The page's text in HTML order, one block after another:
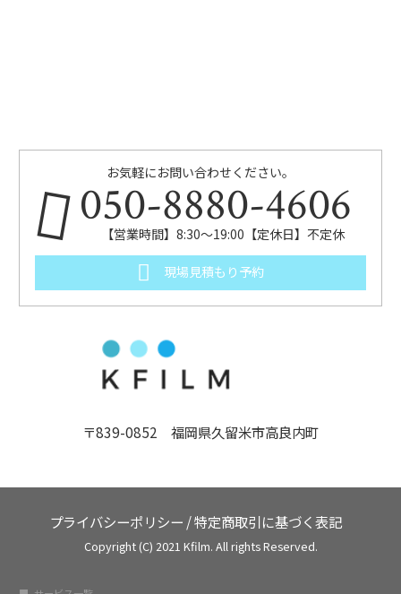
お気軽にお問い合わせください。
050-8880-4606
【営業時間】8:30～19:00【定休日】不定休
現場見積もり予約
〒839-0852 福岡県久留米市高良内町
プライバシーポリシー /特定商取引に基づく表記
Copyright (C) 2021 Kfilm. All rights Reserved.